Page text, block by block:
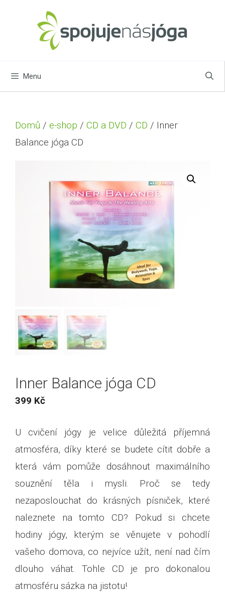
Menu
Domů / e-shop / CD a DVD / CD / Inner
Balance jóga CD
Inner Balance jóga CD
399 Kč
U cvičení jógy je velice důležitá příjemná
atmosféra, díky které se budete cítit dobře a
která vám pomůže dosáhnout maximálního
souznění těla i mysli. Proč se tedy
nezaposlouchat do krásných písniček, které
naleznete na tomto CD? Pokud si chcete
hodiny jógy, kterým se věnujete v pohodlí
vašeho domova, co nejvíce užít, není nad čím
dlouho váhat. Tohle CD je pro dokonalou
atmosféru sázka na jistotu!